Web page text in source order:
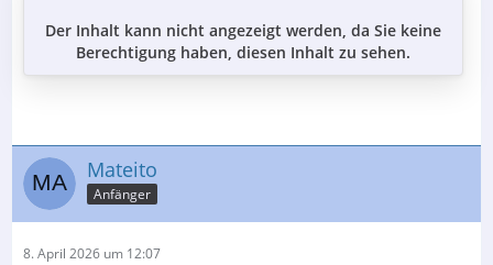
Der Inhalt kann nicht angezeigt werden, da Sie keine
Berechtigung haben, diesen Inhalt zu sehen.
Mateito
Anfänger
8. April 2026 um 12:07